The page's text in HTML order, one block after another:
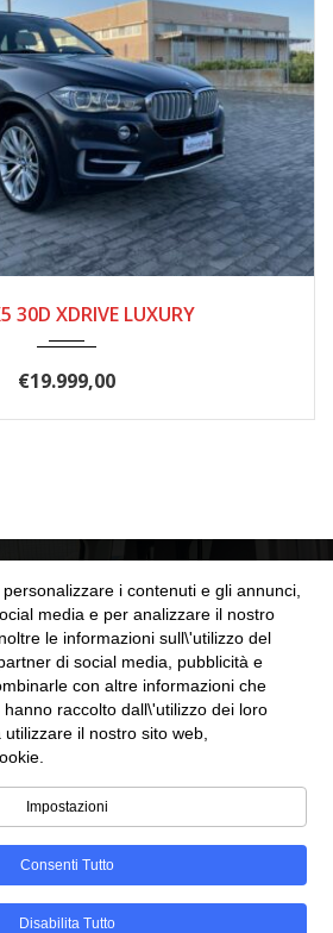
30D XDRIVE LUXURY
€19.999,00
2025Automobili Web
i contenuti e gli annunci,
media e per analizzare il nostro
le informazioni sull\'utilizzo del
di social media, pubblicità e
con altre informazioni che
raccolto dall\'utilizzo dei loro
il nostro sito web,
Impostazioni
Consenti Tutto
Disabilita Tutto